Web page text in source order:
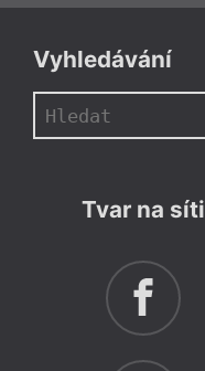
Vyhledávání
Tvar na síti